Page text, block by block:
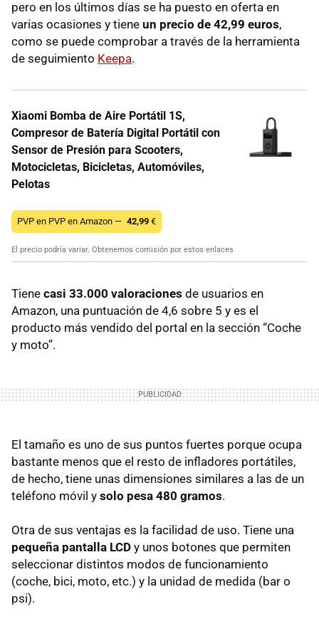
pero en los últimos días se ha puesto en oferta en
varias ocasiones y tiene un precio de 42,99 euros,
como se puede comprobar a través de la herramienta
de seguimiento Keepa.
Xiaomi Bomba de Aire Portátil 1S,
Compresor de Batería Digital Portátil con
Sensor de Presión para Scooters,
Motocicletas, Bicicletas, Automóviles,
Pelotas
PVP en PVP en Amazon — 42,99 €
El precio podría variar. Obtenemos comisión por estos enlaces
Tiene casi 33.000 valoraciones de usuarios en
Amazon, una puntuación de 4,6 sobre 5 y es el
producto más vendido del portal en la sección “Coche
y moto”.
El tamaño es uno de sus puntos fuertes porque ocupa
bastante menos que el resto de infladores portátiles,
de hecho, tiene unas dimensiones similares a las de un
teléfono móvil y solo pesa 480 gramos.
Otra de sus ventajas es la facilidad de uso. Tiene una
pequeña pantalla LCD y unos botones que permiten
seleccionar distintos modos de funcionamiento
(coche, bici, moto, etc.) y la unidad de medida (bar o
psi).